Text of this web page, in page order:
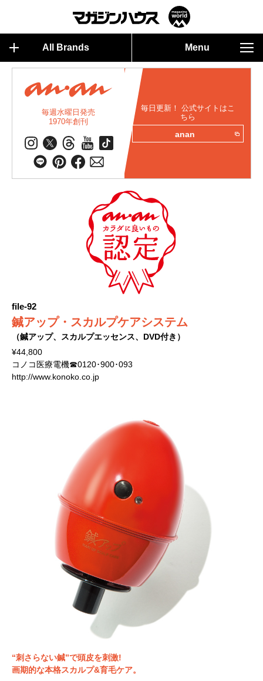
All Brands Menu
毎週水曜日発売
1970年創刊
毎日更新！ 公式サイトはこ
ちら
anan
file-92
鍼アップ・スカルプケアシステム
（鍼アップ、スカルプエッセンス、DVD付き）
¥44,800
コノコ医療電機☎0120･900･093
http://www.konoko.co.jp
“刺さらない鍼”で頭皮を刺激!
画期的な本格スカルプ&育毛ケア。